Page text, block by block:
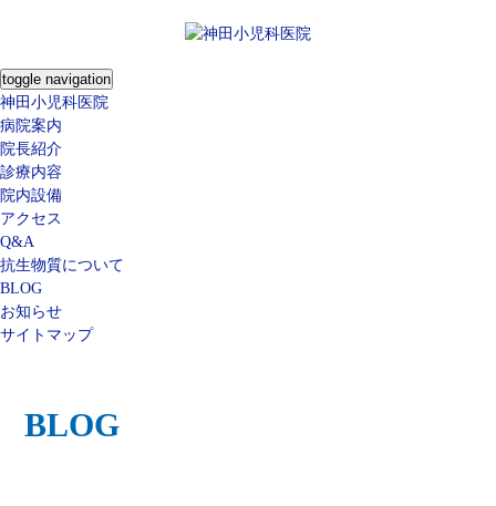
toggle navigation
神田小児科医院
病院案内
院長紹介
診療内容
院内設備
アクセス
Q&A
抗生物質について
BLOG
お知らせ
サイトマップ
BLOG